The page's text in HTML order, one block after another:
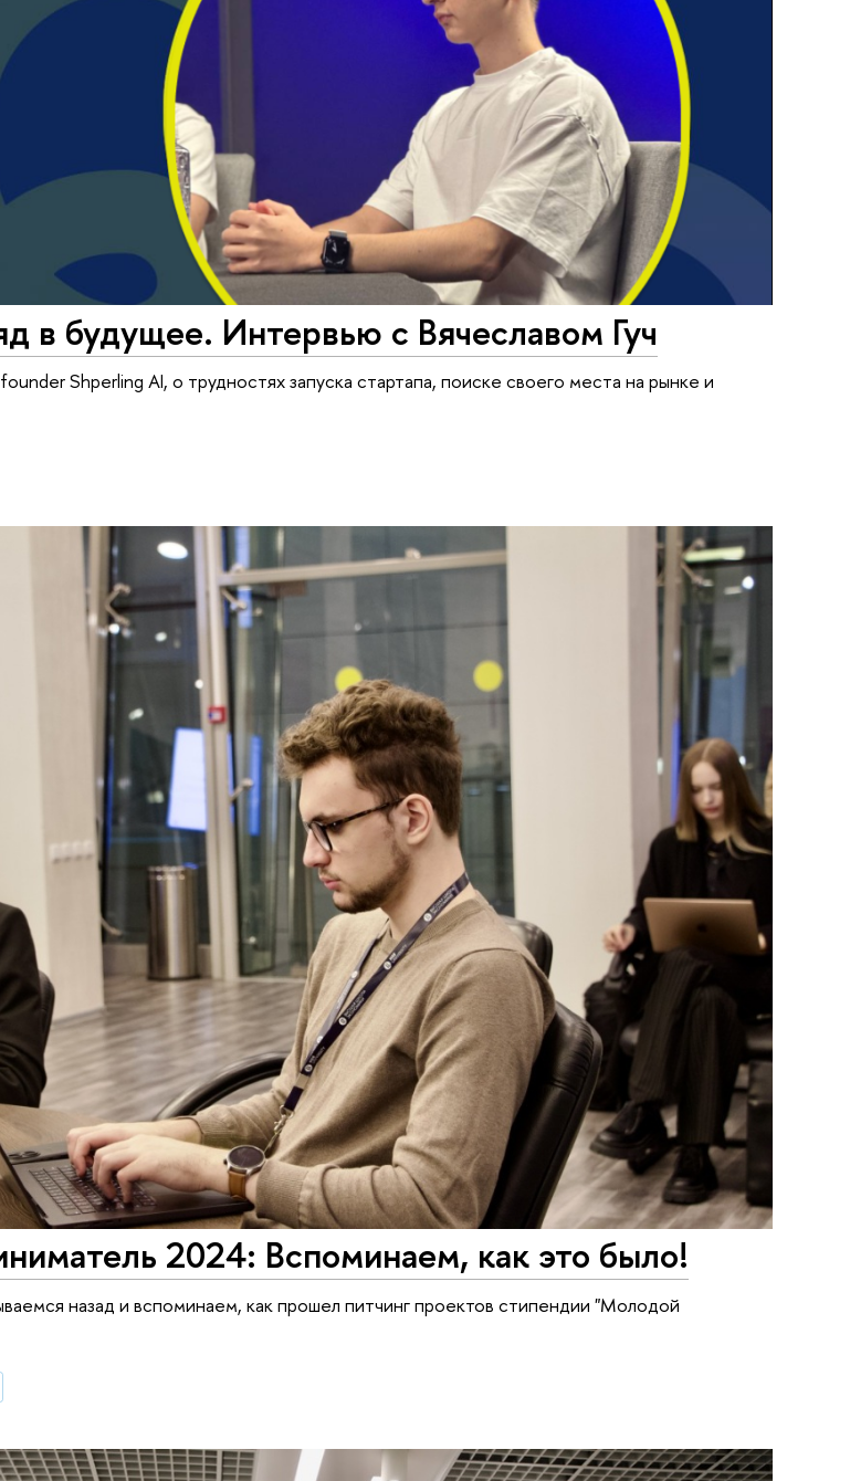
в будущее. Интервью с Вячеславом Гуч
Shperling AI, о трудностях запуска стартапа, поиске своего места на рынке и
2024: Вспоминаем, как это было!
назад и вспоминаем, как прошел питчинг проектов стипендии "Молодой